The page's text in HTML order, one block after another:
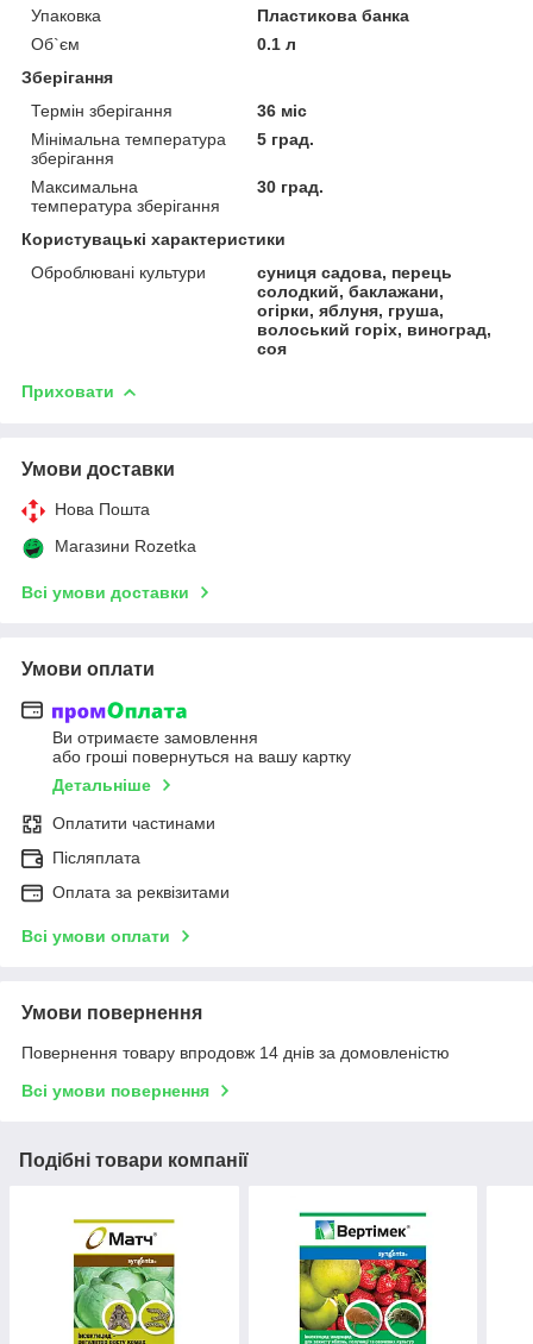
Упаковка
Пластикова банка
Об`єм
0.1 л
Зберігання
Термін зберігання
36 міс
Мінімальна температура
зберігання
5 град.
Максимальна
температура зберігання
30 град.
Користувацькі характеристики
Оброблювані культури
суниця садова, перець
солодкий, баклажани,
огірки, яблуня, груша,
волоський горіх, виноград,
соя
Приховати
Умови доставки
Нова Пошта
Магазини Rozetka
Всі умови доставки
Умови оплати
Ви отримаєте замовлення
або гроші повернуться на вашу картку
Детальніше
Оплатити частинами
Післяплата
Оплата за реквізитами
Всі умови оплати
Умови повернення
Повернення товару впродовж 14 днів за домовленістю
Всі умови повернення
Подібні товари компанії